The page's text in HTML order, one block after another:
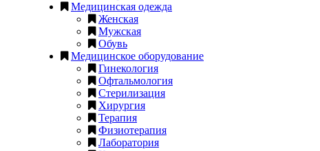
Медицинская одежда
Женская
Мужская
Обувь
Медицинское оборудование
Гинекология
Офтальмология
Стерилизация
Хирургия
Терапия
Физиотерапия
Лаборатория